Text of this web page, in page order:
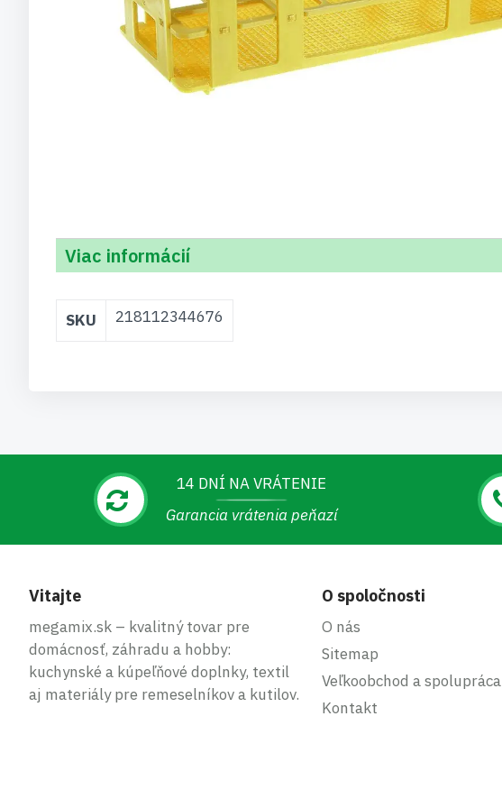
Viac informácií
informácií
SKU 218112344676
14 DNÍ NA VRÁTENIE
Garancia vrátenia peňazí
Vitajte
megamix.sk – kvalitný tovar pre
domácnosť, záhradu a hobby:
kuchynské a kúpeľňové doplnky, textil
aj materiály pre remeselníkov a kutilov.
O spoločnosti
O nás
Sitemap
Veľkoobchod a spolupráca
Kontakt